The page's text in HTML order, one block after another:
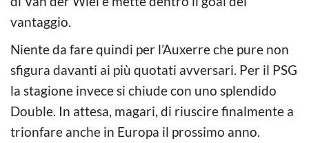
vantaggio.
Niente da fare quindi per l’Auxerre che pure non
sfigura davanti ai più quotati avversari. Per il PSG
la stagione invece si chiude con uno splendido
Double. In attesa, magari, di riuscire finalmente a
trionfare anche in Europa il prossimo anno.